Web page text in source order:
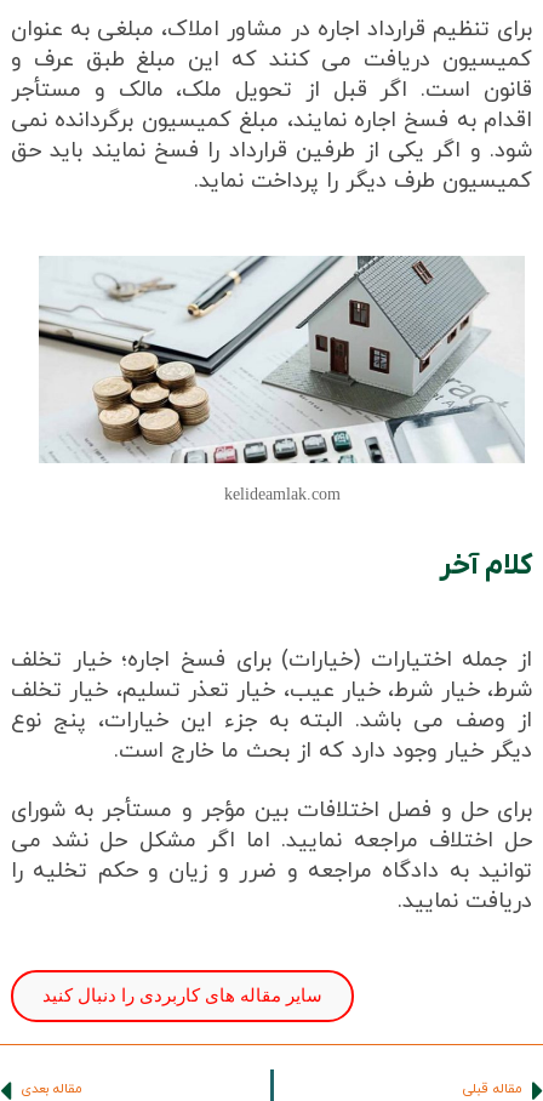
برای تنظیم قرارداد اجاره در مشاور املاک، مبلغی به عنوان
کمیسیون دریافت می کنند که این مبلغ طبق عرف و
قانون است. اگر قبل از تحویل ملک، مالک و مستأجر
اقدام به فسخ اجاره نمایند، مبلغ کمیسیون برگردانده نمی
شود. و اگر یکی از طرفین قرارداد را فسخ نمایند باید حق
کمیسیون طرف دیگر را پرداخت نماید.
kelideamlak.com
کلام آخر
از جمله اختیارات (خیارات) برای فسخ اجاره؛ خیار تخلف
شرط، خیار شرط، خیار عیب، خیار تعذر تسلیم، خیار تخلف
از وصف می باشد. البته به جزء این خیارات، پنج نوع
دیگر خیار وجود دارد که از بحث ما خارج است.
برای حل و فصل اختلافات بین مؤجر و مستأجر به شورای
حل اختلاف مراجعه نمایید. اما اگر مشکل حل نشد می
توانید به دادگاه مراجعه و ضرر و زیان و حکم تخلیه را
دریافت نمایید.
سایر مقاله های کاربردی را دنبال کنید
مقاله قبلی مقاله بعدی